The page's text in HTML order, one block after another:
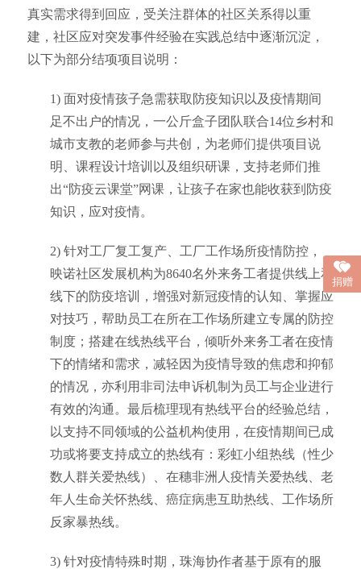
真实需求得到回应，受关注群体的社区关系得以重
建，社区应对突发事件经验在实践总结中逐渐沉淀，
以下为部分结项项目说明：
1) 面对疫情孩子急需获取防疫知识以及疫情期间
足不出户的情况，一公斤盒子团队联合14位乡村和
城市支教的老师参与共创，为老师们提供项目说
明、课程设计培训以及组织研课，支持老师们推
出“防疫云课堂”网课，让孩子在家也能收获到防疫
知识，应对疫情。
2) 针对工厂复工复产、工厂工作场所疫情防控，
映诺社区发展机构为8640名外来务工者提供线上和
线下的防疫培训，增强对新冠疫情的认知
掌握应
对技巧，帮助员工在所在工作场所建立专属的防控
制度；搭建在线热线平台，倾听外来务工者在疫情
下的情绪和需求，减轻因为疫情导致的焦虑和抑郁
的情况，亦利用非司法申诉机制为员工与企业进行
有效的沟通。最后梳理现有热线平台的经验总结，
以支持不同领域的公益机构使用，在疫情期间已成
功或将要支持成立的热线有：彩虹小组热线（性少
数人群关爱热线）、在穗非洲人疫情关爱热线、老
年人生命关怀热线、癌症病患互助热线、工作场所
反家暴热线。
3) 针对疫情特殊时期，珠海协作者基于原有的服
捐赠